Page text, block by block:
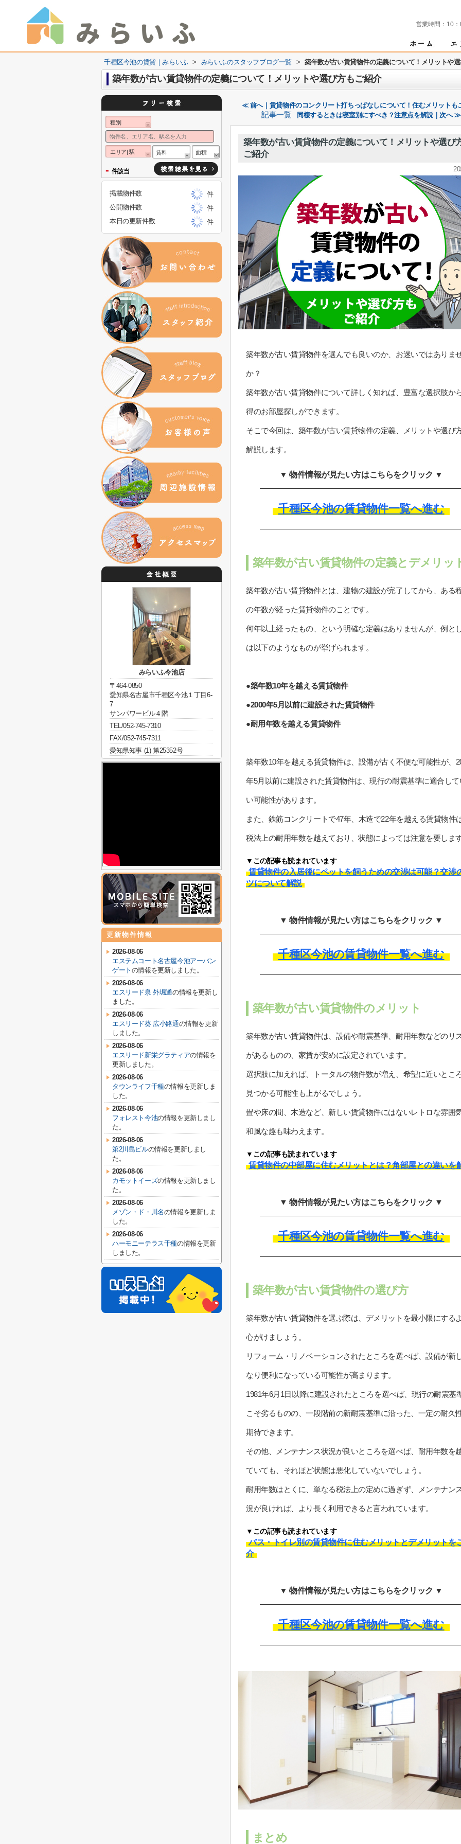
営業時間： 10
千種区今池の賃貸｜みらいふ > みらいふのスタッフブログ一覧 > 築年数が古い賃貸物件の定義について！メリットや
築年数が古い賃貸物件の定義について！メリットや選び方もご紹介
≪ 前へ｜賃貸物件のコンクリート打ちっぱなしについて！住むメリットも
記事一覧 同棲するときは寝室別にすべき？注意点を解説｜次へ ≫
築年数が古い賃貸物件の定義について！メリットや選び
ご紹介
築年数が古い賃貸物件を選んでも良いのか、お迷いではありま
か？
築年数が古い賃貸物件について詳しく知れば、豊富な選択肢か
得のお部屋探しができます。
そこで今回は、築年数が古い賃貸物件の定義、メリットや選び
解説します。
▼ 物件情報が見たい方はこちらをクリック ▼
千種区今池の賃貸物件一覧へ進む
築年数が古い賃貸物件の定義とデメリッ
築年数が古い賃貸物件とは、建物の建設が完了してから、ある
の年数が経った賃貸物件のことです。
何年以上経ったもの、という明確な定義はありませんが、例と
は以下のようなものが挙げられます。
●築年数10年を越える賃貸物件
●2000年5月以前に建設された賃貸物件
●耐用年数を越える賃貸物件
築年数10年を越える賃貸物件は、設備が古く不便な可能性が、
年5月以前に建設された賃貸物件は、現行の耐震基準に適合して
い可能性があります。
また、鉄筋コンクリートで47年、木造で22年を越える賃貸物件は
税法上の耐用年数を越えており、状態によっては注意を要します
▼この記事も読まれています
賃貸物件の入居後にペットを飼うための交渉は可能？交渉
ツについて解説
▼ 物件情報が見たい方はこちらをクリック ▼
千種区今池の賃貸物件一覧へ進む
築年数が古い賃貸物件のメリット
築年数が古い賃貸物件は、設備や耐震基準、耐用年数などのリ
があるものの、家賃が安めに設定されています。
選択肢に加えれば、トータルの物件数が増え、希望に近いとこ
見つかる可能性も上がるでしょう。
畳や床の間、木造など、新しい賃貸物件にはないレトロな雰囲気
和風な趣も味わえます。
▼この記事も読まれています
賃貸物件の中部屋に住むメリットとは？角部屋との違いを
▼ 物件情報が見たい方はこちらをクリック ▼
千種区今池の賃貸物件一覧へ進む
築年数が古い賃貸物件の選び方
築年数が古い賃貸物件を選ぶ際は、デメリットを最小限にする
心がけましょう。
リフォーム・リノベーションされたところを選べば、設備が新
なり便利になっている可能性が高まります。
1981年6月1日以降に建設されたところを選べば、現行の耐震基
こそ劣るものの、一段階前の新耐震基準に沿った、一定の耐久
期待できます。
その他、メンテナンス状況が良いところを選べば、耐用年数を
ていても、それほど状態は悪化していないでしょう。
耐用年数はとくに、単なる税法上の定めに過ぎず、メンテナン
況が良ければ、より長く利用できると言われています。
▼この記事も読まれています
バス・トイレ別の賃貸物件に住むメリットとデメリットを
介
▼ 物件情報が見たい方はこちらをクリック ▼
千種区今池の賃貸物件一覧へ進む
まとめ
種別
エリア| 駅 賃料 面積
- 件該当
掲載物件数
件
公開物件数
件
本日の更新件数
件
みらいふ今池店
〒464-0850
愛知県名古屋市千種区今池１丁目6-
7
サンパワービル４階
TEL/052-745-7310
FAX/052-745-7311
愛知県知事 (1) 第25352号
更新物件情報
2026-08-06
エステムコート名古屋今池アーバン
ゲート の情報を更新しました。
2026-08-06
エスリード泉 外堀通の情報を更新し
ました。
2026-08-06
エスリード葵 広小路通の情報を更新
しました。
2026-08-06
エスリード新栄グラティアの情報を
更新しました。
2026-08-06
タウンライフ千種の情報を更新しま
した。
2026-08-06
フォレスト今池の情報を更新しまし
た。
2026-08-06
第2川島ビルの情報を更新しまし
た。
2026-08-06
カモットイーズの情報を更新しまし
た。
2026-08-06
メゾン・ド・川名の情報を更新しま
した。
2026-08-06
ハーモニーテラス千種の情報を更新
しました。